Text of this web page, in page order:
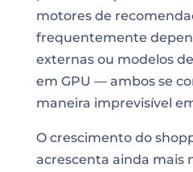
motores de
frequentemente
externas ou modelos
em GPU — ambos se
maneira imprevisível
O crescimento do
acrescenta ainda mais